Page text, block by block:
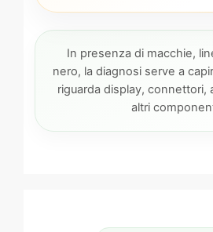
In presenza di macchie,
nero, la diagnosi serve a
riguarda display, connettori,
altri